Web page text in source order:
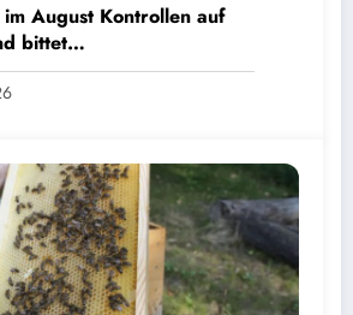
August Kontrollen auf
bittet
um Pflegeeinsatz